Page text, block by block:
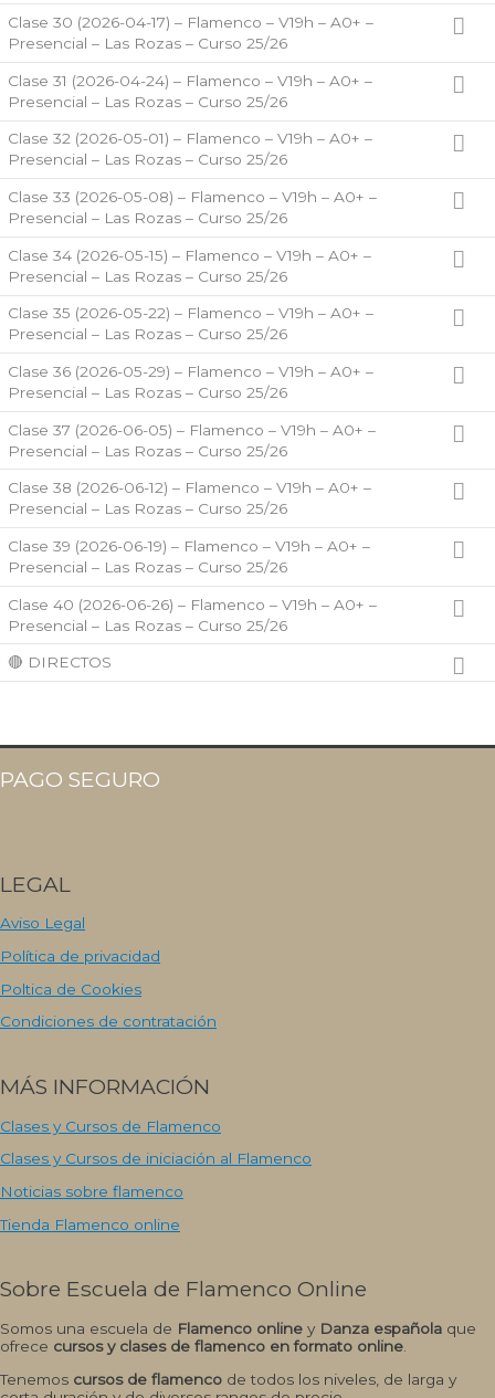
Clase 30 (2026-04-17) – Flamenco – V19h – A0+ –
Presencial – Las Rozas – Curso 25/26
Clase 31 (2026-04-24) – Flamenco – V19h – A0+ –
Presencial – Las Rozas – Curso 25/26
Clase 32 (2026-05-01) – Flamenco – V19h – A0+ –
Presencial – Las Rozas – Curso 25/26
Clase 33 (2026-05-08) – Flamenco – V19h – A0+ –
Presencial – Las Rozas – Curso 25/26
Clase 34 (2026-05-15) – Flamenco – V19h – A0+ –
Presencial – Las Rozas – Curso 25/26
Clase 35 (2026-05-22) – Flamenco – V19h – A0+ –
Presencial – Las Rozas – Curso 25/26
Clase 36 (2026-05-29) – Flamenco – V19h – A0+ –
Presencial – Las Rozas – Curso 25/26
Clase 37 (2026-06-05) – Flamenco – V19h – A0+ –
Presencial – Las Rozas – Curso 25/26
Clase 38 (2026-06-12) – Flamenco – V19h – A0+ –
Presencial – Las Rozas – Curso 25/26
Clase 39 (2026-06-19) – Flamenco – V19h – A0+ –
Presencial – Las Rozas – Curso 25/26
Clase 40 (2026-06-26) – Flamenco – V19h – A0+ –
Presencial – Las Rozas – Curso 25/26
🔴 DIRECTOS
PAGO SEGURO
LEGAL
Aviso Legal
Política de privacidad
Poltica de Cookies
Condiciones de contratación
MÁS INFORMACIÓN
Clases y Cursos de Flamenco
Clases y Cursos de iniciación al Flamenco
Noticias sobre flamenco
Tienda Flamenco online
Sobre Escuela de Flamenco Online
Somos una escuela de Flamenco online y Danza española que
ofrece cursos y clases de flamenco en formato online
Tenemos cursos de flamenco de todos los niveles, de larga y